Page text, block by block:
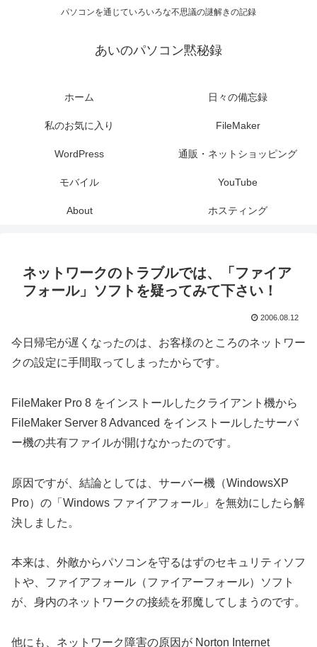
パソコンを通じていろいろな不思議の謎解きの記録
あいのパソコン黙秘録
ホーム 日々の備忘録
私のお気に入り FileMaker
WordPress 通販・ネットショッピング
モバイル YouTube
About ホスティング
ネットワークのトラブルでは、「ファイア
フォール」ソフトを疑ってみて下さい！
2006.08.12
今日帰宅が遅くなったのは、お客様のところのネットワー
クの設定に手間取ってしまったからです。
FileMaker Pro 8 をインストールしたクライアント機から
FileMaker Server 8 Advanced をインストールしたサーバ
ー機の共有ファイルが開けなかったのです。
原因ですが、結論としては、サーバー機（WindowsXP
Pro）の「Windows ファイアフォール」を無効にしたら解
決しました。
本来は、外敵からパソコンを守るはずのセキュリティソフ
トや、ファイアフォール（ファイアーフォール）ソフト
が、身内のネットワークの接続を邪魔してしまうのです。
他にも、ネットワーク障害の原因が Norton Internet